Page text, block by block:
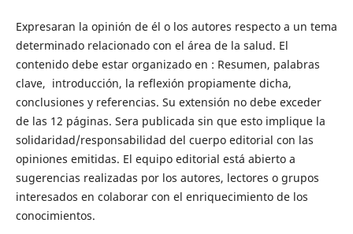
Expresaran la opinión de él o los autores respecto a un tema
determinado relacionado con el área de la salud. El
contenido debe estar organizado en : Resumen, palabras
clave, introducción, la reflexión propiamente dicha,
conclusiones y referencias. Su extensión no debe exceder
de las 12 páginas. Sera publicada sin que esto implique la
solidaridad/responsabilidad del cuerpo editorial con las
opiniones emitidas. El equipo editorial está abierto a
sugerencias realizadas por los autores, lectores o grupos
interesados en colaborar con el enriquecimiento de los
conocimientos.